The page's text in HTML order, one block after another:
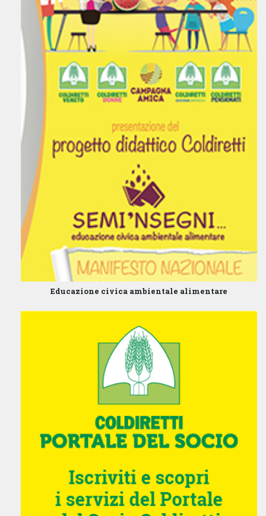
Educazione civica ambientale alimentare